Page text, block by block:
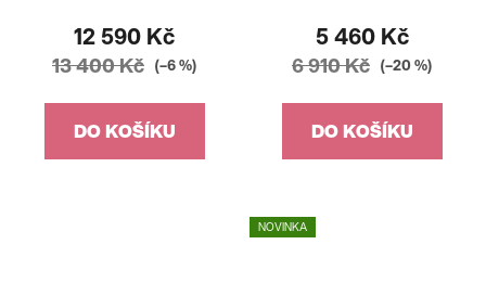
12 590 Kč
13 400 Kč (–6 %)
DO KOŠÍKU
5 460 Kč
6 910 Kč (–20 %)
DO KOŠÍKU
NOVINKA